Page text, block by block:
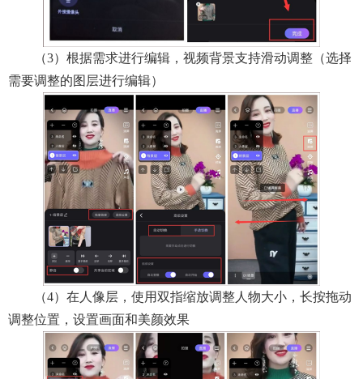
（3）根据需求进行编辑，视频背景支持滑动调整（选择
需要调整的图层进行编辑）
（4）在人像层，使用双指缩放调整人物大小，长按拖动
调整位置，设置画面和美颜效果